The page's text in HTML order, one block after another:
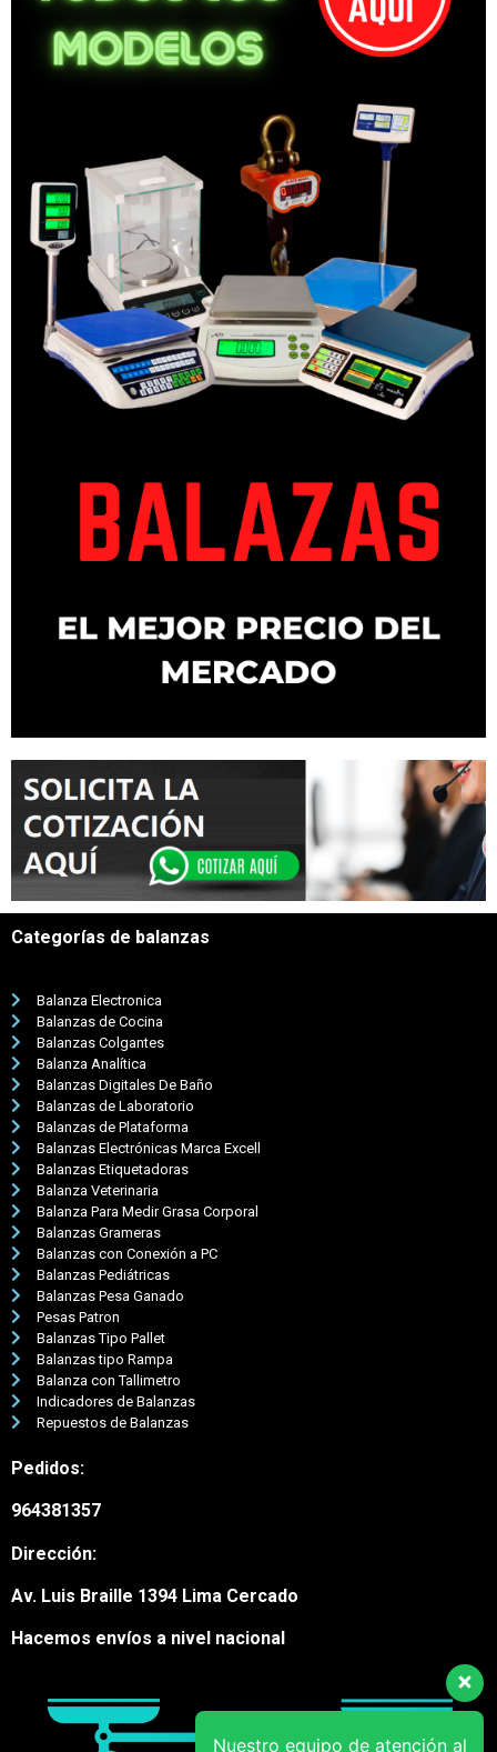
Categorías de balanzas
Balanza Electronica
Balanzas de Cocina
Balanzas Colgantes
Balanza Analítica
Balanzas Digitales De Baño
Balanzas de Laboratorio
Balanzas de Plataforma
Balanzas Electrónicas Marca Excell
Balanzas Etiquetadoras
Balanza Veterinaria
Balanza Para Medir Grasa Corporal
Balanzas Grameras
Balanzas con Conexión a PC
Balanzas Pediátricas
Balanzas Pesa Ganado
Pesas Patron
Balanzas Tipo Pallet
Balanzas tipo Rampa
Balanza con Tallimetro
Indicadores de Balanzas
Repuestos de Balanzas
Pedidos:
964381357
Dirección:
Av. Luis Braille 1394 Lima Cercado
Hacemos envíos a nivel nacional
responder a sus preguntas.